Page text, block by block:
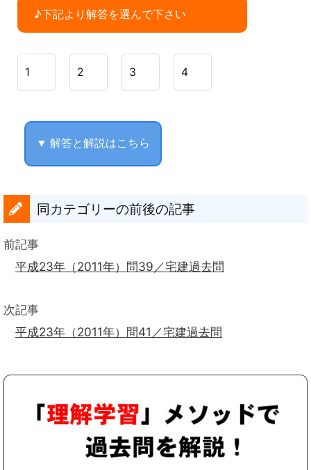
♪下記より解答を選んで下さい
1 2 3 4
▼ 解答と解説はこちら
同カテゴリーの前後の記事
前記事
平成23年（2011年）問39／宅建過去問
次記事
平成23年（2011年）問41／宅建過去問